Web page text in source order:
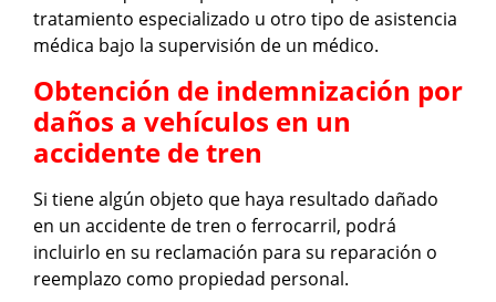
tratamiento especializado u otro tipo de asistencia
médica bajo la supervisión de un médico.
Obtención de indemnización por
daños a vehículos en un
accidente de tren
Si tiene algún objeto que haya resultado dañado
en un accidente de tren o ferrocarril, podrá
incluirlo en su reclamación para su reparación o
reemplazo como propiedad personal.